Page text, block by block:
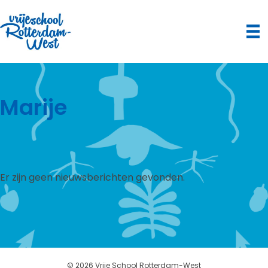
Marije
Er zijn geen nieuwsberichten gevonden.
© 2026 Vrije School Rotterdam-West